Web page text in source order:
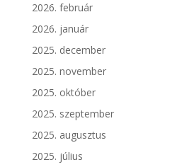
2026. február
2026. január
2025. december
2025. november
2025. október
2025. szeptember
2025. augusztus
2025. július